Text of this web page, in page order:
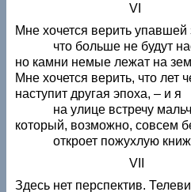
VI
Мне хочется верить упавшей
что больше не будут нас
но камни немые лежат на
Мне хочется верить, что лет
наступит другая эпоха, – и я
на улице встречу
который, возможно, совсем
откроет пожухлую
VII
Здесь нет перспектив.